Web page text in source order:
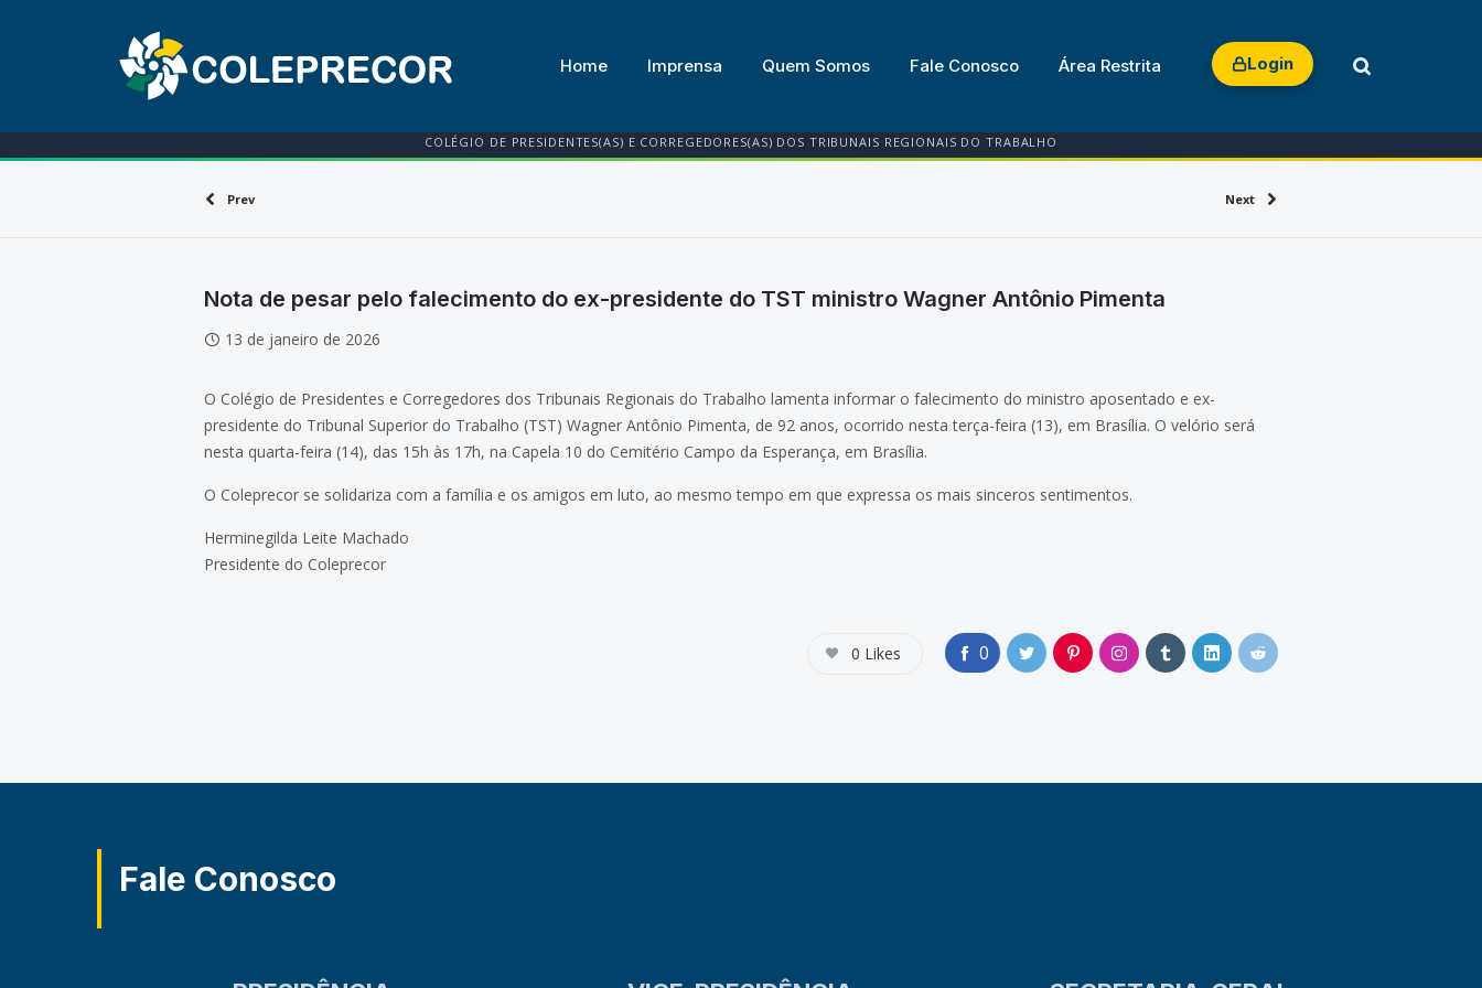
Home Imprensa Quem Somos Fale Conosco Área Restrita Login
COLÉGIO DE PRESIDENTES(AS) E CORREGEDORES(AS) DOS TRIBUNAIS REGIONAIS DO TRABALHO
Prev Next
Nota de pesar pelo falecimento do ex-presidente do TST ministro Wagner Antônio Pimenta
13 de janeiro de 2026
O Colégio de Presidentes e Corregedores dos Tribunais Regionais do Trabalho lamenta informar o falecimento do ministro aposentado e ex-
presidente do Tribunal Superior do Trabalho (TST) Wagner Antônio Pimenta, de 92 anos, ocorrido nesta terça-feira (13), em Brasília. O velório será
nesta quarta-feira (14), das 15h às 17h, na Capela 10 do Cemitério Campo da Esperança, em Brasília.
O Coleprecor se solidariza com a família e os amigos em luto, ao mesmo tempo em que expressa os mais sinceros sentimentos.
Herminegilda Leite Machado
Presidente do Coleprecor
0
0 Likes
Fale Conosco